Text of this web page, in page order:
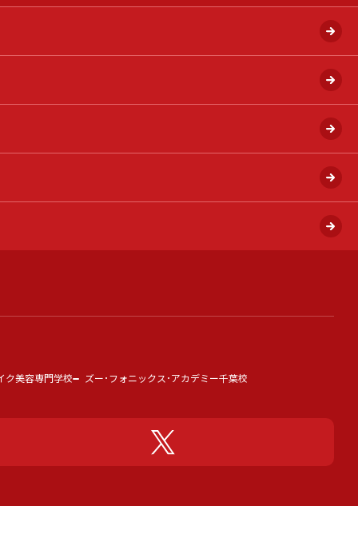
ク美容専門学校 ズー･フォニックス･アカデミー千葉校